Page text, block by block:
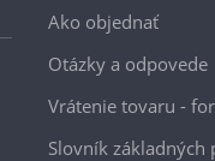
Ako objednať
Otázky a odpovede
Vrátenie tovaru -
Slovník základných